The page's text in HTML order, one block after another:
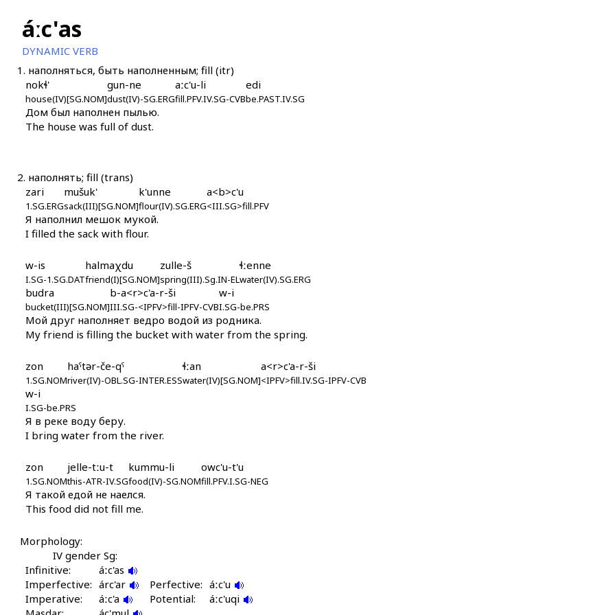
áːc'as
DYNAMIC VERB
1. наполняться, быть наполненным; fill (itr)
nokɬ'
house(IV)[SG.NOM]
gun-ne
dust(IV)-SG.ERG
aːc'u-li
fill.PFV.IV.SG-CVB
edi
be.PAST.IV.SG
Дом был наполнен пылью.
The house was full of dust.
2. наполнять; fill (trans)
zari
1.SG.ERG
mušuk'
sack(III)[SG.NOM]
k'unne
flour(IV).SG.ERG
a<b>c'u
<III.SG>fill.PFV
Я наполнил мешок мукой.
I filled the sack with flour.
w-is
I.SG-1.SG.DAT
halmaχdu
friend(I)[SG.NOM]
zulle-š
spring(III).Sg.IN-EL
ɬːenne
water(IV).SG.ERG
budra
bucket(III)[SG.NOM]
b-a<r>c'a-r-ši
III.SG-<IPFV>fill-IPFV-CVB
w-i
I.SG-be.PRS
Мой друг наполняет ведро водой из родника.
My friend is filling the bucket with water from the spring.
zon
1.SG.NOM
haˤtər-če-qˤ
river(IV)-OBL.SG-INTER.ESS
ɬːan
water(IV)[SG.NOM]
a<r>c'a-r-ši
<IPFV>fill.IV.SG-IPFV-CVB
w-i
I.SG-be.PRS
Я в реке воду беру.
I bring water from the river.
zon
1.SG.NOM
jelle-tːu-t
this-ATR-IV.SG
kummu-li
food(IV)-SG.NOM
owc'u-t'u
fill.PFV.I.SG-NEG
Я такой едой не наелся.
This food did not fill me.
Morphology:
IV gender Sg:
Infinitive:
áːc'as
Imperfective: árc'ar Perfective: áːc'u
Imperative:
áːc'a Potential:
áːc'uqi